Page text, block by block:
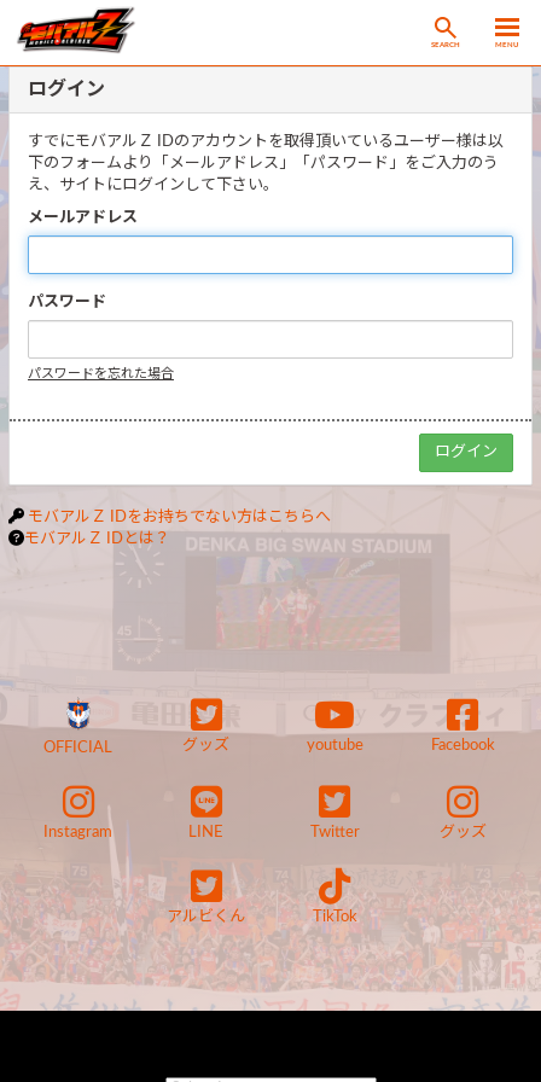
SEARCH MENU
ログイン
すでにモバアルＺ IDのアカウントを取得頂いているユーザー様は以
下のフォームより「メールアドレス」「パスワード」をご入力のう
え、サイトにログインして下さい。
メールアドレス
パスワード
パスワードを忘れた場合
モバアルＺ IDをお持ちでない方はこちらへ
モバアルＺ IDとは？
OFFICIAL グッズ youtube Facebook
Instagram LINE Twitter グッズ
アルビくん TikTok